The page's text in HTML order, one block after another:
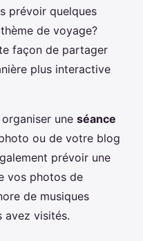
prévoir quelques
de voyage?
façon de partager
plus interactive
une séance
ou de votre blog
prévoir une
vos photos de
de musiques
avez visités.